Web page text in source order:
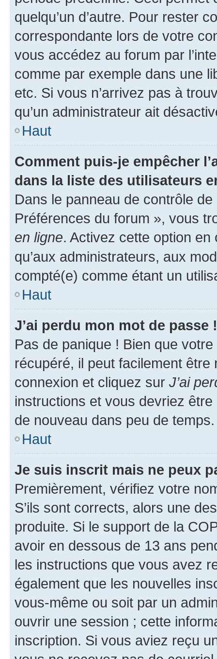
quelqu’un d’autre. Pour rester
correspondante lors de votre
vous accédez au forum par
comme par exemple dans une
etc. Si vous n’arrivez pas à
qu’un administrateur ait
Haut
Comment puis-je empêcher
dans la liste des utilisateurs
Dans le panneau de contrôle
Préférences du forum », vous
en ligne. Activez cette option
qu’aux administrateurs, aux
compté(e) comme étant un
Haut
J’ai perdu mon mot de passe !
Pas de panique ! Bien que
récupéré, il peut facilement
connexion et cliquez sur J’ai
instructions et vous devriez
de nouveau dans peu de temps.
Haut
Je suis inscrit mais ne peux
Premièrement, vérifiez votre
S’ils sont corrects, alors une
produite. Si le support de la
avoir en dessous de 13 ans
les instructions que vous avez
également que les nouvelles
vous-même ou soit par un
ouvrir une session ; cette
inscription. Si vous aviez reçu